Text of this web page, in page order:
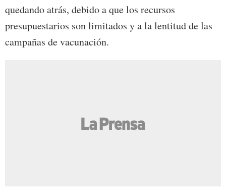
quedando atrás, debido a que los recursos
presupuestarios son limitados y a la lentitud de las
campañas de vacunación.